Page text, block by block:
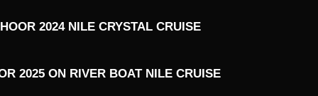
2024 NILE CRYSTAL CRUISE
2025 ON RIVER BOAT NILE CRUISE